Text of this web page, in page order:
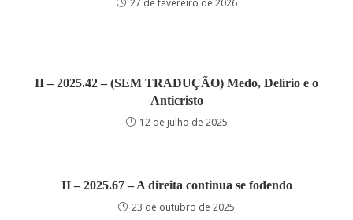
27 de fevereiro de 2026
II – 2025.42 – (SEM TRADUÇÃO) Medo, Delírio e o
Anticristo
12 de julho de 2025
II – 2025.67 – A direita continua se fodendo
23 de outubro de 2025